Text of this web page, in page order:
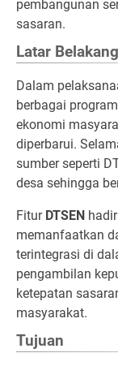
pembangunan
sasaran.
Latar Belakang
Dalam
berbagai
ekonomi
diperbarui.
sumber seperti
desa sehingga
Fitur DTSEN
memanfaatkan
terintegrasi di
pengambilan
ketepatan
masyarakat.
Tujuan